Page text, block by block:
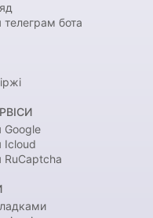
бота
Google
Icloud
RuCaptcha